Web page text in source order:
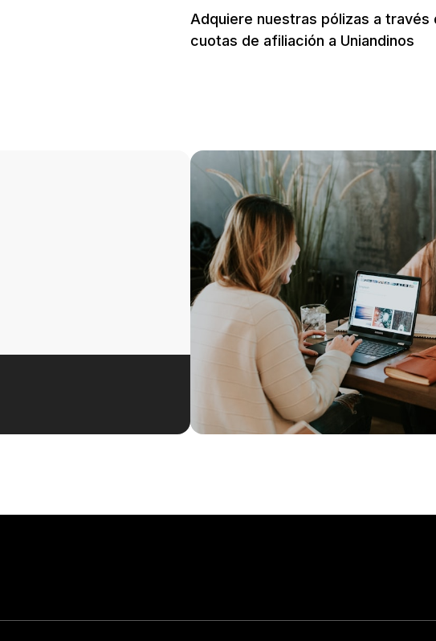
Adquiere nuestras pólizas a través
cuotas de afiliación a Uniandinos